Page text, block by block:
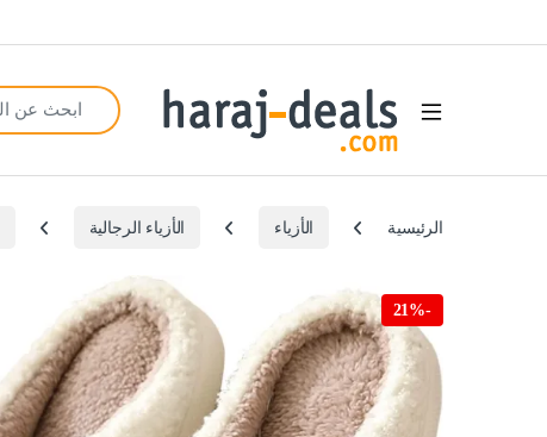
Open
Search for:
الرئيسية الأزياء الأزياء الرجالية
-
21%